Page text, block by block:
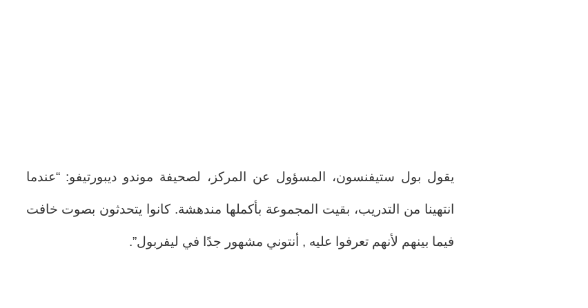
يقول بول ستيفنسون، المسؤول عن المركز، لصحيفة موندو ديبورتيفو: “عندما
انتهينا من التدريب، بقيت المجموعة بأكملها مندهشة. كانوا يتحدثون بصوت خافت
فيما بينهم لأنهم تعرفوا عليه , أنتوني مشهور جدًا في ليفربول”.